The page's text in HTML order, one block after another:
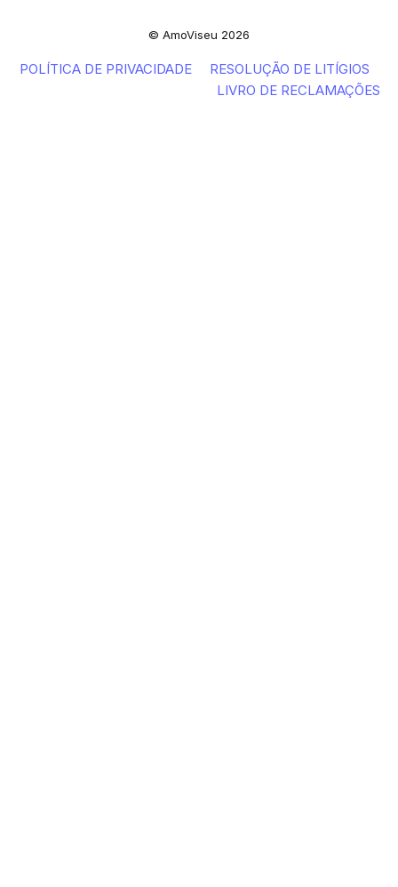
© AmoViseu 2026
POLÍTICA DE PRIVACIDADE
RESOLUÇÃO DE LITÍGIOS
LIVRO DE RECLAMAÇÕES